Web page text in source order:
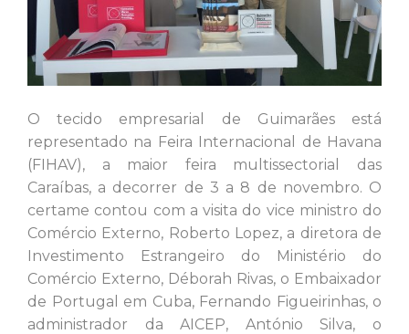
O tecido empresarial de Guimarães está
representado na Feira Internacional de Havana
(FIHAV), a maior feira multissectorial das
Caraíbas, a decorrer de 3 a 8 de novembro. O
certame contou com a visita do vice ministro do
Comércio Externo, Roberto Lopez, a diretora de
Investimento Estrangeiro do Ministério do
Comércio Externo, Déborah Rivas, o Embaixador
de Portugal em Cuba, Fernando Figueirinhas, o
administrador da AICEP, António Silva, o